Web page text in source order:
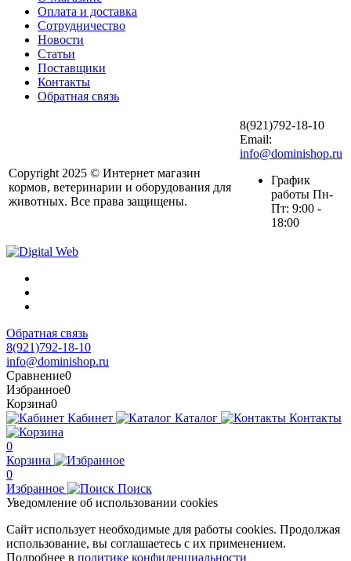
Оплата и доставка
Сотрудничество
Новости
Статьи
Поставщики
Контакты
Обратная связь
Copyright 2025 © Интернет магазин
кормов, ветеринарии и оборудования для
животных. Все права защищены.
8(921)792-18-10
Email:
info@dominishop.ru
График
работы Пн-
Пт: 9:00 -
18:00
Обратная связь
8(921)792-18-10
info@dominishop.ru
Сравнение0
Избранное0
Корзина0
Кабинет
Каталог Контакты
0
Корзина
0
Избранное
Поиск
Уведомление об использовании cookies
Сайт использует необходимые для работы cookies. Продолжая
использование, вы соглашаетесь с их применением.
Подробнее в политике конфиденциальности